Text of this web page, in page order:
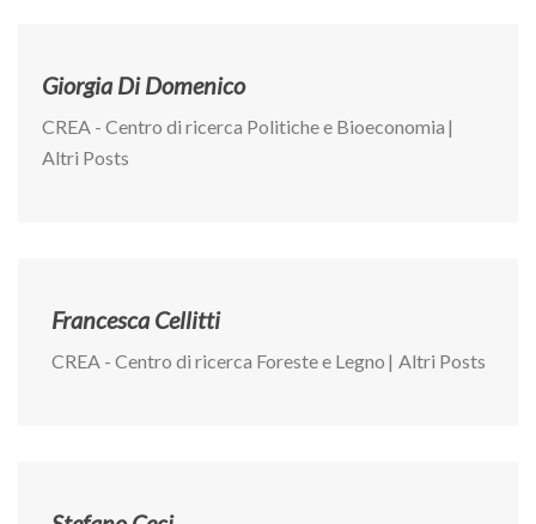
Giorgia Di Domenico
CREA - Centro di ricerca Politiche e Bioeconomia |
Altri Posts
Francesca Cellitti
CREA - Centro di ricerca Foreste e Legno | Altri Posts